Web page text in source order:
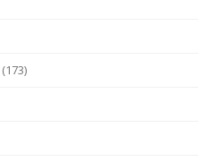
(173)